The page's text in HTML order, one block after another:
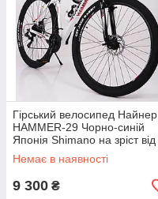
Гірський велосипед Найнер
HAMMER-29 Чорно-синій
Японія Shimano на зріст від
190 см Біло-Червоний
Немає в наявності
9 300 ₴